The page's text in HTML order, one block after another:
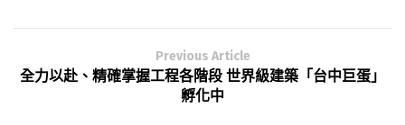
Previous Article
全力以赴、精確掌握工程各階段 世界級建築「台中巨蛋」
孵化中